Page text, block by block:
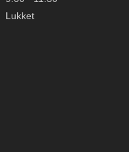
Lukket